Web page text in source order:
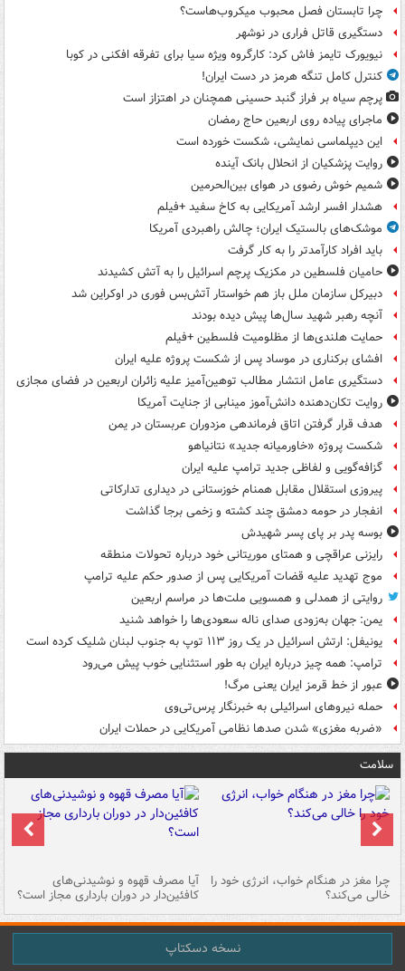
چرا تابستان فصل محبوب میکروب‌هاست؟
دستگیری قاتل فراری در نوشهر
نیویورک تایمز فاش کرد: کارگروه ویژه سیا برای تفرقه افکنی در کوبا
کنترل کامل تنگه هرمز در دست ایران!
پرچم سیاه بر فراز گنبد حسینی همچنان در اهتزاز است
ماجرای پیاده روی اربعین حاج رمضان
این دیپلماسی نمایشی، شکست خورده است
روایت پزشکیان از انحلال بانک آینده
شمیم خوش رضوی در هوای بین‌الحرمین
هشدار افسر ارشد آمریکایی به کاخ سفید +فیلم
موشک‌های بالستیک ایران؛ چالش راهبردی آمریکا
باید افراد کارآمدتر را به کار گرفت
حامیان فلسطین در مکزیک پرچم اسرائیل را به آتش کشیدند
دبیرکل سازمان ملل باز هم خواستار آتش‌بس فوری در اوکراین شد
آنچه رهبر شهید سال‌ها پیش دیده بودند
حمایت هلندی‌ها از مظلومیت فلسطین +فیلم
افشای برکناری در موساد پس از شکست پروژه علیه ایران
دستگیری عامل انتشار مطالب توهین‌آمیز علیه زائران اربعین در فضای مجازی
روایت تکان‌دهنده دانش‌آموز مینابی از جنایت آمریکا
هدف قرار گرفتن اتاق‌ فرماندهی مزدوران عربستان در یمن
شکست پروژه «خاورمیانه جدید» نتانیاهو
گزافه‌گویی و لفاظی جدید ترامپ علیه ایران
پیروزی استقلال مقابل همنام خوزستانی در دیداری تدارکاتی
انفجار در حومه دمشق چند کشته و زخمی برجا گذاشت
بوسه‌ پدر بر پای پسر شهیدش
رایزنی عراقچی و همتای موریتانی خود درباره تحولات منطقه
موج تهدید علیه قضات آمریکایی پس از صدور حکم علیه ترامپ
روایتی از همدلی و همسویی ملت‌ها در مراسم اربعین
یمن: جهان به‌زودی صدای ناله سعودی‌ها را خواهد شنید
یونیفل: ارتش اسرائیل در یک روز ۱۱۳ توپ به جنوب لبنان شلیک کرده است
ترامپ: همه چیز درباره ایران به طور استثنایی خوب پیش می‌رود
عبور از خط قرمز ایران یعنی مرگ!
حمله نیروهای اسرائیلی به خبرنگار پرس‌تی‌وی
«ضربه مغزی» شدن صدها نظامی آمریکایی در حملات ایران
سلامت
چرا مغز در هنگام خواب، انرژی خود را
خالی می‌کند؟
آیا مصرف قهوه و نوشیدنی‌های
کافئین‌دار در دوران بارداری مجاز است؟
نسخه دسکتاپ